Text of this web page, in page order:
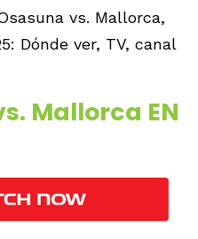
vs. Mallorca,
Dónde ver, TV, canal
Mallorca EN